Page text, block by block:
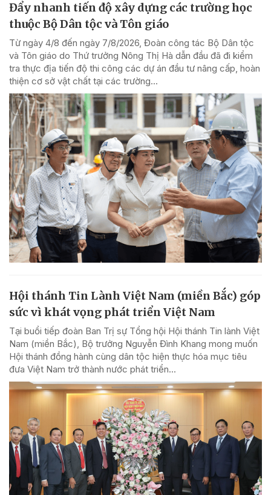
Đẩy nhanh tiến độ xây dựng các trường học
thuộc Bộ Dân tộc và Tôn giáo
Từ ngày 4/8 đến ngày 7/8/2026, Đoàn công tác Bộ Dân tộc
và Tôn giáo do Thứ trưởng Nông Thị Hà dẫn đầu đã đi kiểm
tra thực địa tiến độ thi công các dự án đầu tư nâng cấp, hoàn
thiện cơ sở vật chất tại các trường...
Hội thánh Tin Lành Việt Nam (miền Bắc) góp
sức vì khát vọng phát triển Việt Nam
Tại buổi tiếp đoàn Ban Trị sự Tổng hội Hội thánh Tin lành Việt
Nam (miền Bắc), Bộ trưởng Nguyễn Đình Khang mong muốn
Hội thánh đồng hành cùng dân tộc hiện thực hóa mục tiêu
đưa Việt Nam trở thành nước phát triển...